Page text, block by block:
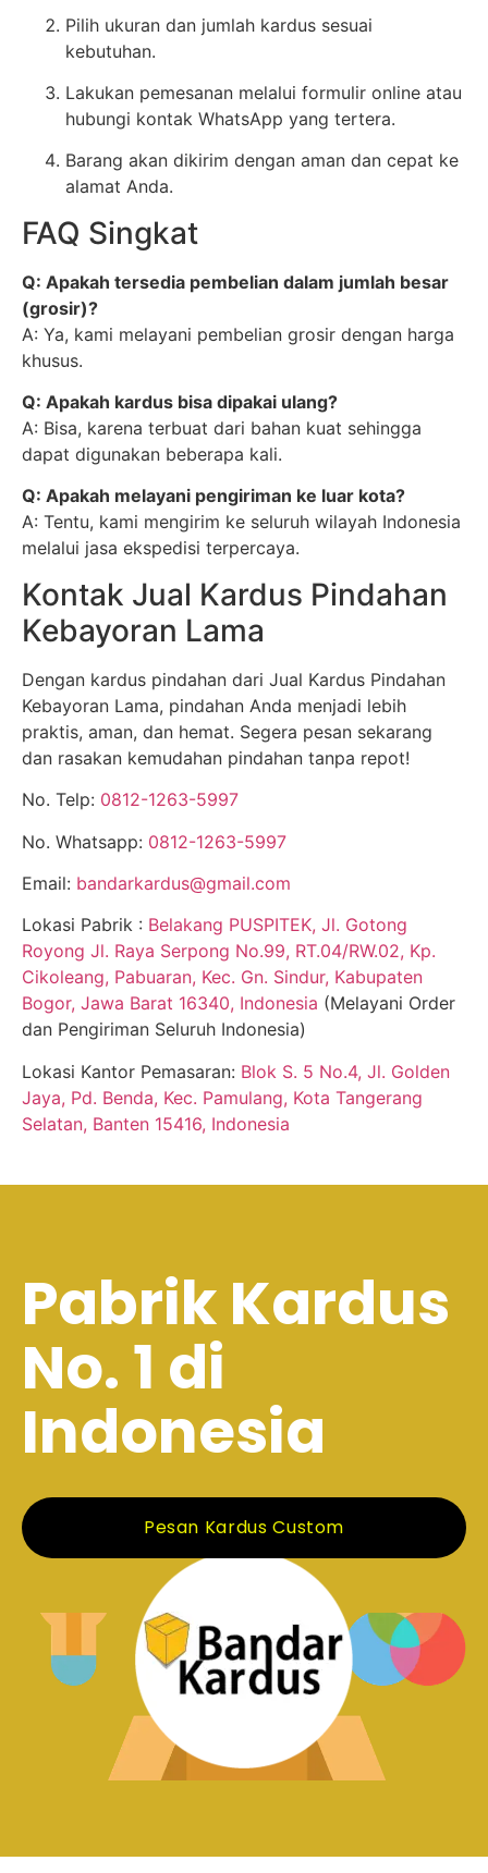
Pilih ukuran dan jumlah kardus sesuai
kebutuhan.
Lakukan pemesanan melalui formulir online atau
hubungi kontak WhatsApp yang tertera.
Barang akan dikirim dengan aman dan cepat ke
alamat Anda.
FAQ Singkat
Q: Apakah tersedia pembelian dalam jumlah besar
(grosir)?
A: Ya, kami melayani pembelian grosir dengan harga
khusus.
Q: Apakah kardus bisa dipakai ulang?
A: Bisa, karena terbuat dari bahan kuat sehingga
dapat digunakan beberapa kali.
Q: Apakah melayani pengiriman ke luar kota?
A: Tentu, kami mengirim ke seluruh wilayah Indonesia
melalui jasa ekspedisi terpercaya.
Kontak Jual Kardus Pindahan
Kebayoran Lama
Dengan kardus pindahan dari Jual Kardus Pindahan
Kebayoran Lama, pindahan Anda menjadi lebih
praktis, aman, dan hemat. Segera pesan sekarang
dan rasakan kemudahan pindahan tanpa repot!
No. Telp: 0812-1263-5997
No. Whatsapp: 0812-1263-5997
Email: bandarkardus@gmail.com
Lokasi Pabrik : Belakang PUSPITEK, Jl. Gotong
Royong Jl. Raya Serpong No.99, RT.04/RW.02, Kp.
Cikoleang, Pabuaran, Kec. Gn. Sindur, Kabupaten
Bogor, Jawa Barat 16340, Indonesia (Melayani Order
dan Pengiriman Seluruh Indonesia)
Lokasi Kantor Pemasaran: Blok S. 5 No.4, Jl. Golden
Jaya, Pd. Benda, Kec. Pamulang, Kota Tangerang
Selatan, Banten 15416, Indonesia
Pabrik Kardus
No. 1 di
Indonesia
Pesan Kardus Custom